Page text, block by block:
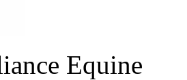
Equine